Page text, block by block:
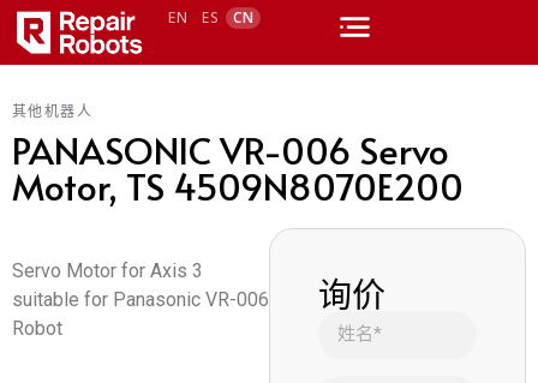
EN ES CN
其他机器人
PANASONIC VR-006 Servo
Motor, TS 4509N8070E200
Servo Motor for Axis 3
suitable for Panasonic VR-006
Robot
询价